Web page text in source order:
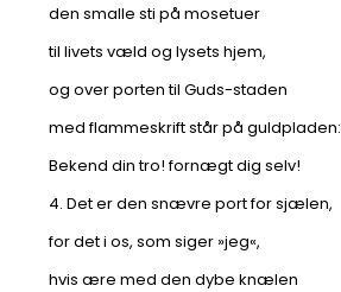
den smalle sti på mosetuer
til livets væld og lysets hjem,
og over porten til Guds-staden
med flammeskrift står på guldpladen:
Bekend din tro! fornægt dig selv!
4. Det er den snævre port for sjælen,
for det i os, som siger »jeg«,
hvis ære med den dybe knælen